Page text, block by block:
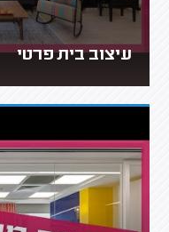
עיצוב בית פרטי